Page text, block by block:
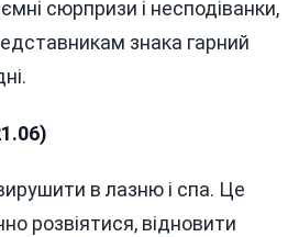
сюрпризи і несподіванки,
знака гарний
в лазню і спа. Це
розвіятися, відновити